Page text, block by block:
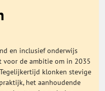
en inclusief onderwijs
voor de ambitie om in 2035
klonken stevige
het aanhoudende